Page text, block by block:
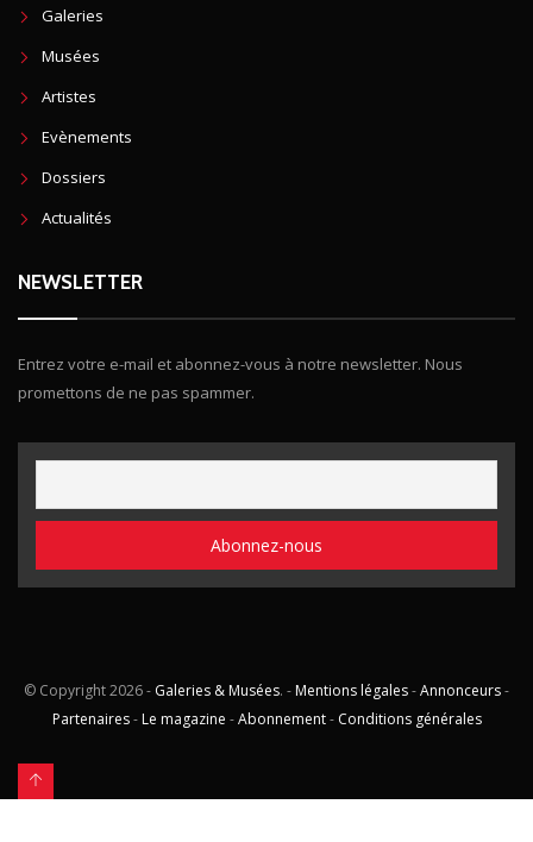
Galeries
Musées
Artistes
Evènements
Dossiers
Actualités
NEWSLETTER
Entrez votre e-mail et abonnez-vous à notre newsletter. Nous
promettons de ne pas spammer.
© Copyright2026 - Galeries & Musées. - Mentions légales-Annonceurs-
Partenaires- Le magazine -Abonnement- Conditions générales